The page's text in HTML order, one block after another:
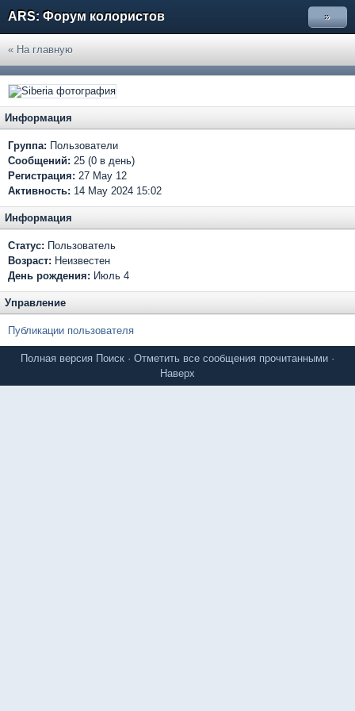
ARS: Форум колористов »
« На главную
Информация
Группа: Пользователи
Сообщений: 25 (0 в день)
Регистрация: 27 May 12
Активность: 14 May 2024 15:02
Информация
Статус: Пользователь
Возраст: Неизвестен
День рождения: Июль 4
Управление
Публикации пользователя
Полная версия Поиск · Отметить все сообщения прочитанными ·
Наверх